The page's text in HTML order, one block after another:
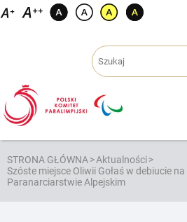
Przejdź
STRONA GŁÓWNA>Aktualności>
Szóste miejsce Oliwii Gołaś w debiucie
Paranarciarstwie Alpejskim